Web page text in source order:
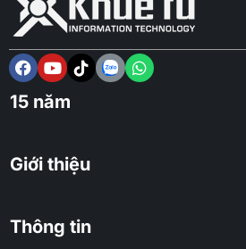
15 năm
Giới thiệu
Thông tin